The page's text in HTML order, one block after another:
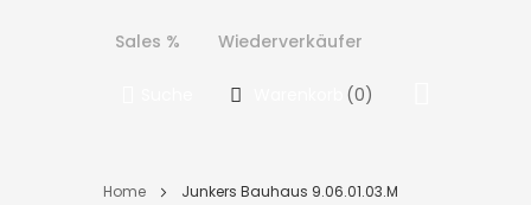
Sales % Wiederverkäufer
(0)
Home Junkers Bauhaus 9.06.01.03.M